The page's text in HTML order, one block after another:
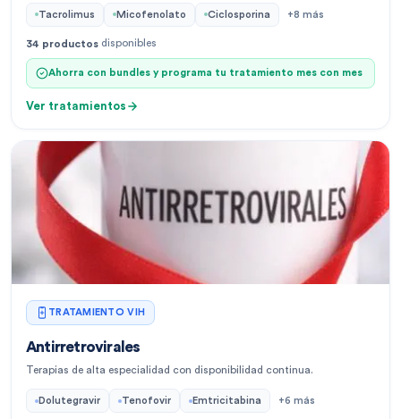
Tacrolimus Micofenolato Ciclosporina +8 más
34 productos disponibles
Ahorra con bundles y programa tu tratamiento mes con mes
Ver tratamientos
TRATAMIENTO VIH
Antirretrovirales
Terapias de alta especialidad con disponibilidad continua.
Dolutegravir Tenofovir Emtricitabina +6 más